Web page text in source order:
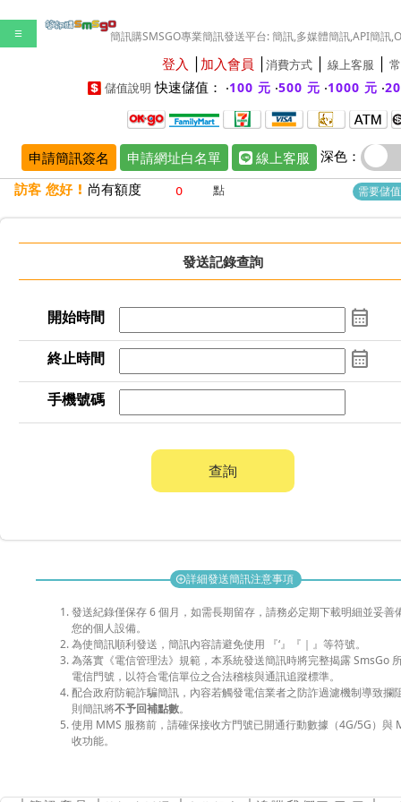
☰ 簡訊購SMSGO專業簡訊發送平台: 簡訊,多媒體簡訊,API簡訊
登入 加入會員 消費方式 線上客服
儲值說明 快速儲值： ‧100 元 ‧500 元 ‧1000 元 ‧
申請簡訊簽名 申請網址白名單 線上客服 深色：
訪客 您好 ! 尚有額度 點 需要儲
發送記錄查詢
開始時間 calendar_month
終止時間 calendar_month
手機號碼
查詢
add_circle詳細發送簡訊注意事項
發送紀錄僅保存 6 個月，如需長期留存，請務必定期下載明細並妥善
您的個人設備。
為使簡訊順利發送，簡訊內容請避免使用 『‘』『｜』等符號。
為落實《電信管理法》規範，本系統發送簡訊時將完整揭露 SmsGo
電信門號，以符合電信單位之合法稽核與通訊追蹤標準。
配合政府防範詐騙簡訊，內容若觸發電信業者之防詐過濾機制導致攔
則簡訊將不予回補點數。
使用 MMS 服務前，請確保接收方門號已開通行動數據（4G/5G）與
收功能。